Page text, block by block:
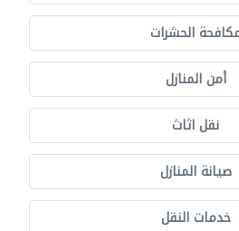
الحشرات
أمن المنازل
نقل اثاث
صيانة المنازل
خدمات النقل